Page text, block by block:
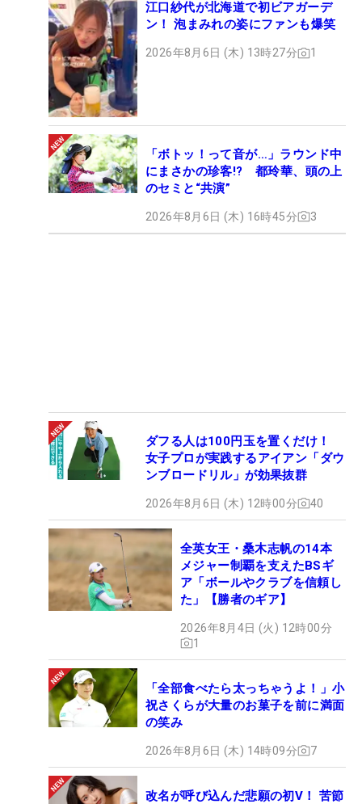
江口紗代が北海道で初ビアガーデ
ン！ 泡まみれの姿にファンも爆笑
2026年8月6日 (木) 13時27分 1
「ボトッ！って音が…」ラウンド中
にまさかの珍客!? 都玲華、頭の上
のセミと“共演”
2026年8月6日 (木) 16時45分 3
ダフる人は100円玉を置くだけ！
女子プロが実践するアイアン「ダウ
ンブロードリル」が効果抜群
2026年8月6日 (木) 12時00分 40
全英女王・桑木志帆の14本
メジャー制覇を支えたBSギ
ア「ボールやクラブを信頼し
た」【勝者のギア】
2026年8月4日 (火) 12時00分
1
「全部食べたら太っちゃうよ！」小
祝さくらが大量のお菓子を前に満面
の笑み
2026年8月6日 (木) 14時09分 7
改名が呼び込んだ悲願の初V！ 苦節